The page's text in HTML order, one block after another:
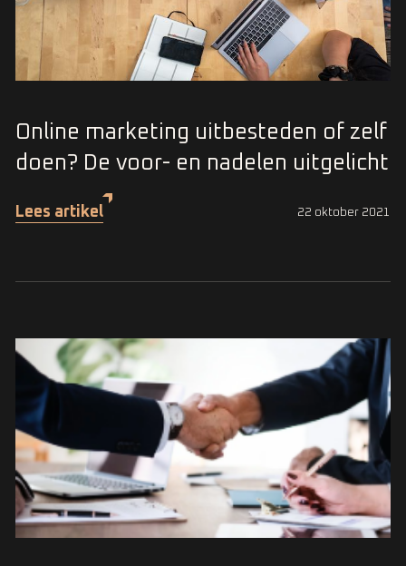
Online marketing uitbesteden of zelf
doen? De voor- en nadelen uitgelicht
Lees artikel 22 oktober 2021